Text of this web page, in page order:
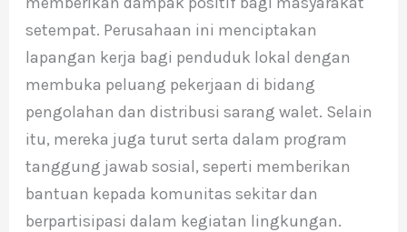
setempat. Perusahaan ini menciptakan
lapangan kerja bagi penduduk lokal dengan
membuka peluang pekerjaan di bidang
pengolahan dan distribusi sarang walet. Selain
itu, mereka juga turut serta dalam program
tanggung jawab sosial, seperti memberikan
bantuan kepada komunitas sekitar dan
berpartisipasi dalam kegiatan lingkungan.